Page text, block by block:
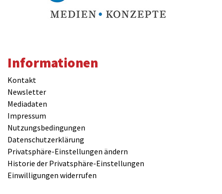
Informationen
Kontakt
Newsletter
Mediadaten
Impressum
Nutzungsbedingungen
Datenschutzerklärung
Privatsphäre-Einstellungen ändern
Historie der Privatsphäre-Einstellungen
Einwilligungen widerrufen